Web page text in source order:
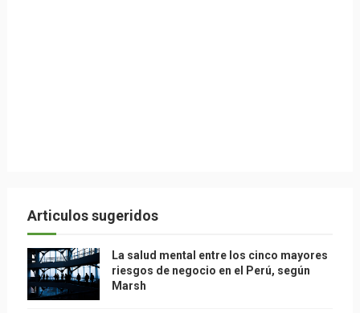
Articulos sugeridos
La salud mental entre los cinco mayores
riesgos de negocio en el Perú, según
Marsh